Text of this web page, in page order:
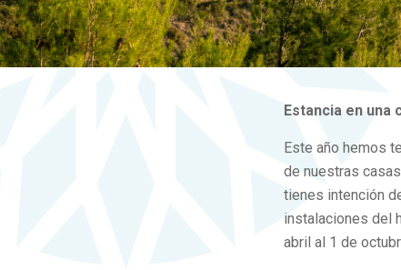
Estancia en una
Este año hemos
de nuestras
tienes intención
instalaciones del
abril al 1 de